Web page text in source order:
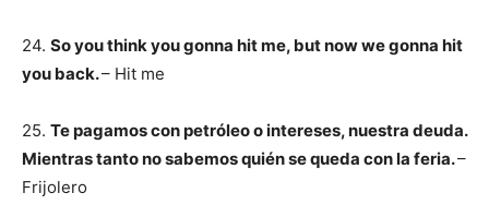
24. So you think you gonna hit me, but now we gonna hit
you back.– Hit me
25. Te pagamos con petróleo o intereses, nuestra deuda.
Mientras tanto no sabemos quién se queda con la feria.–
Frijolero